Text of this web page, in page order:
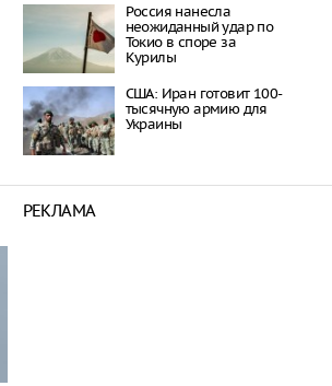
Россия нанесла
неожиданный удар по
Токио в споре за
Курилы
США: Иран готовит 100-
тысячную армию для
Украины
РЕКЛАМА